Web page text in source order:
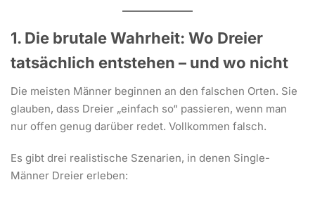
1. Die brutale Wahrheit: Wo Dreier
tatsächlich entstehen – und wo nicht
Die meisten Männer beginnen an den falschen Orten. Sie
glauben, dass Dreier „einfach so“ passieren, wenn man
nur offen genug darüber redet. Vollkommen falsch.
Es gibt drei realistische Szenarien, in denen Single-
Männer Dreier erleben: